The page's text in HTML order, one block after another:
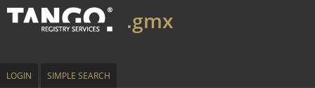
.gmx
LOGIN SIMPLE SEARCH